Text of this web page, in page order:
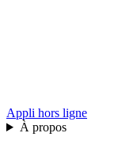
Appli hors ligne
À propos